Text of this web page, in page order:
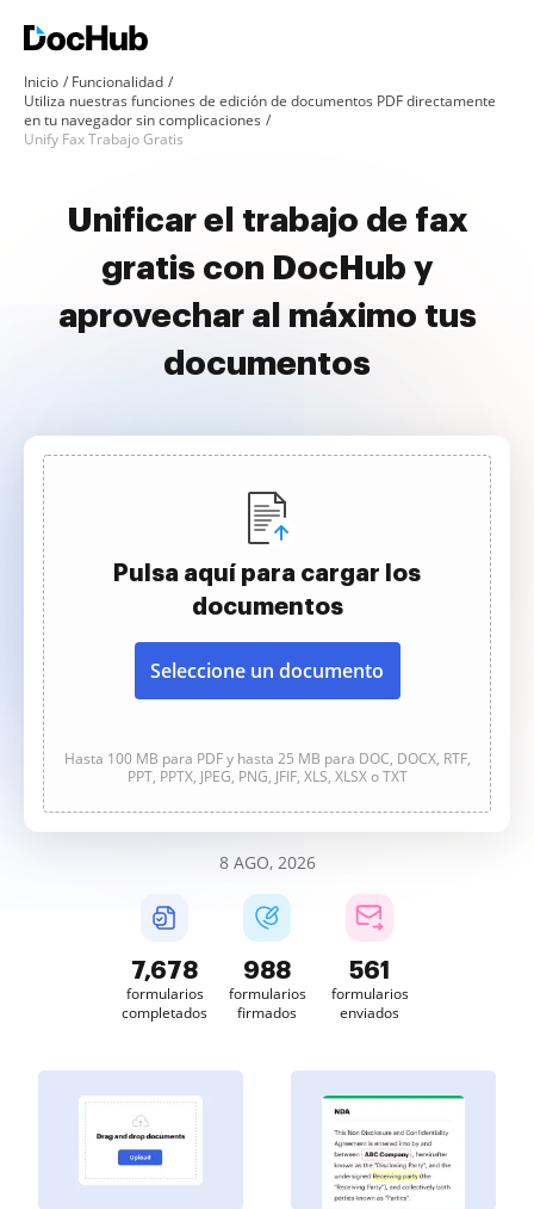
Inicio
Funcionalidad
Utiliza nuestras funciones de edición de documentos PDF directamente
en tu navegador sin complicaciones
Unify Fax Trabajo Gratis
Unificar el trabajo de fax
gratis con DocHub y
aprovechar al máximo tus
documentos
Pulsa aquí para cargar los
documentos
Seleccione un documento
Hasta 100 MB para PDF y hasta 25 MB para DOC, DOCX, RTF,
PPT, PPTX, JPEG, PNG, JFIF, XLS, XLSX o TXT
8 AGO, 2026
7,680
formularios
completados
988
formularios
firmados
561
formularios
enviados